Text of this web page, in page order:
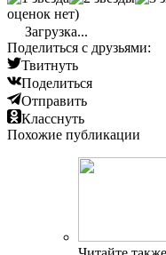
оценок нет)
Загрузка...
Поделиться с друзьями:
Твитнуть
Поделиться
Отправить
Класснуть
Похожие публикации